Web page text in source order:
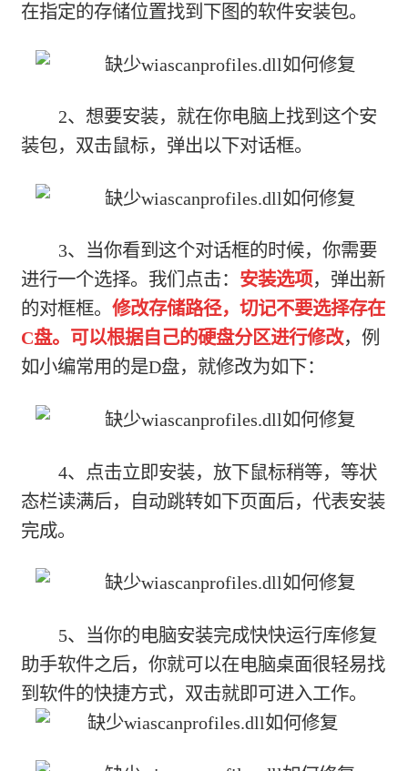
在指定的存储位置找到下图的软件安装包。
2、想要安装，就在你电脑上找到这个安
装包，双击鼠标，弹出以下对话框。
3、当你看到这个对话框的时候，你需要
进行一个选择。我们点击： 安装选项，弹出新
的对框框。修改存储路径，切记不要选择存在
C盘。可以根据自己的硬盘分区进行修改，例
如小编常用的是D盘，就修改为如下：
4、点击立即安装，放下鼠标稍等，等状
态栏读满后，自动跳转如下页面后，代表安装
完成。
5、当你的电脑安装完成快快运行库修复
助手软件之后，你就可以在电脑桌面很轻易找
到软件的快捷方式，双击就即可进入工作。